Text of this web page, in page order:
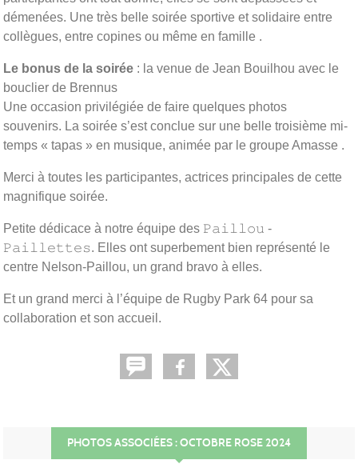
démenées. Une très belle soirée sportive et solidaire entre
collègues, entre copines ou même en famille .
Le bonus de la soirée : la venue de Jean Bouilhou avec le
bouclier de Brennus
Une occasion privilégiée de faire quelques photos
souvenirs. La soirée s’est conclue sur une belle troisième mi-
temps « tapas » en musique, animée par le groupe Amasse .
Merci à toutes les participantes, actrices principales de cette
magnifique soirée.
Petite dédicace à notre équipe des 𝙿𝚊𝚒𝚕𝚕𝚘𝚞 -
𝙿𝚊𝚒𝚕𝚕𝚎𝚝𝚝𝚎𝚜. Elles ont superbement bien représenté le
centre Nelson-Paillou, un grand bravo à elles.
Et un grand merci à l’équipe de Rugby Park 64 pour sa
collaboration et son accueil.
PHOTOS ASSOCIÉES : OCTOBRE ROSE 2024